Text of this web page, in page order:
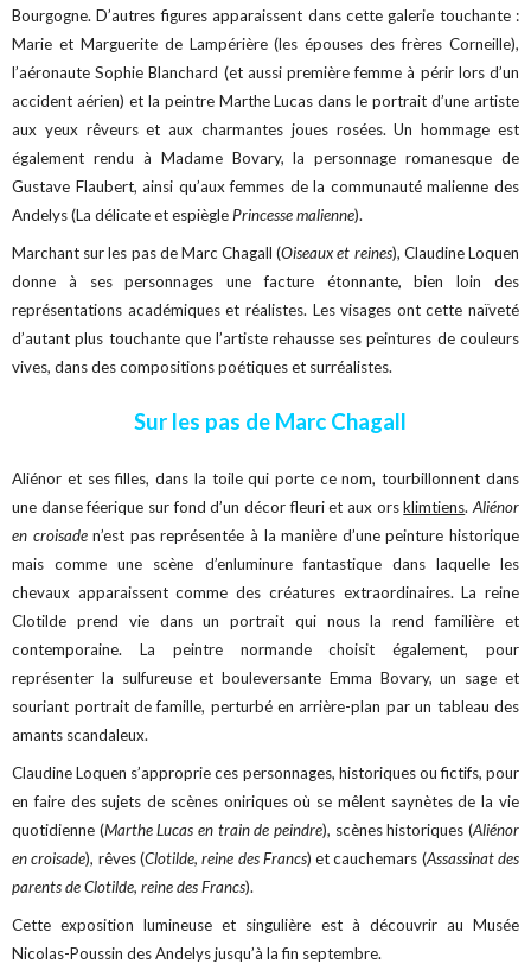
Bourgogne. D’autres figures apparaissent dans cette galerie touchante :
Marie et Marguerite de Lampérière (les épouses des frères Corneille),
l’aéronaute Sophie Blanchard (et aussi première femme à périr lors d’un
accident aérien) et la peintre Marthe Lucas dans le portrait d’une artiste
aux yeux rêveurs et aux charmantes joues rosées. Un hommage est
également rendu à Madame Bovary, la personnage romanesque de
Gustave Flaubert, ainsi qu’aux femmes de la communauté malienne des
Andelys (La délicate et espiègle Princesse malienne).
Marchant sur les pas de Marc Chagall (Oiseaux et reines), Claudine Loquen
donne à ses personnages une facture étonnante, bien loin des
représentations académiques et réalistes. Les visages ont cette naïveté
d’autant plus touchante que l’artiste rehausse ses peintures de couleurs
vives, dans des compositions poétiques et surréalistes.
Sur les pas de Marc Chagall
Aliénor et ses filles, dans la toile qui porte ce nom, tourbillonnent dans
une danse féerique sur fond d’un décor fleuri et aux orsklimtiens. Aliénor
en croisaden’est pas représentée à la manière d’une peinture historique
mais comme une scène d’enluminure fantastique dans laquelle les
chevaux apparaissent comme des créatures extraordinaires. La reine
Clotilde prend vie dans un portrait qui nous la rend familière et
contemporaine. La peintre normande choisit également, pour
représenter la sulfureuse et bouleversante Emma Bovary, un sage et
souriant portrait de famille, perturbé en arrière-plan par un tableau des
amants scandaleux.
Claudine Loquen s’approprie ces personnages, historiques ou fictifs, pour
en faire des sujets de scènes oniriques où se mêlent saynètes de la vie
quotidienne (Marthe Lucas en train de peindre), scènes historiques (Aliénor
en croisade), rêves (Clotilde, reine des Francs) et cauchemars (Assassinat des
parents de Clotilde, reine des Francs).
Cette exposition lumineuse et singulière est à découvrir au Musée
Nicolas-Poussin des Andelys jusqu’à la fin septembre.